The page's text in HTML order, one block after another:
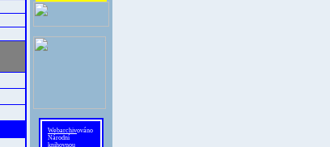
Webarchivováno
Národní
knihovnou